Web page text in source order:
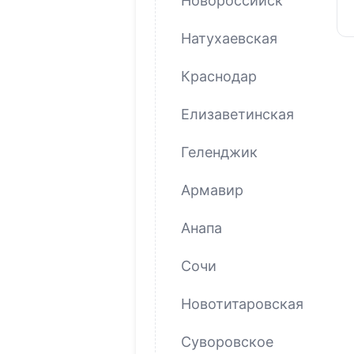
Натухаевская
Краснодар
Елизаветинская
Геленджик
Армавир
Анапа
Сочи
Новотитаровская
Суворовское